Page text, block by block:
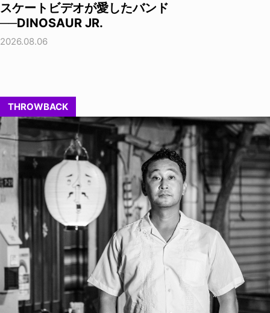
スケートビデオが愛したバンド
──DINOSAUR JR.
2026.08.06
THROWBACK